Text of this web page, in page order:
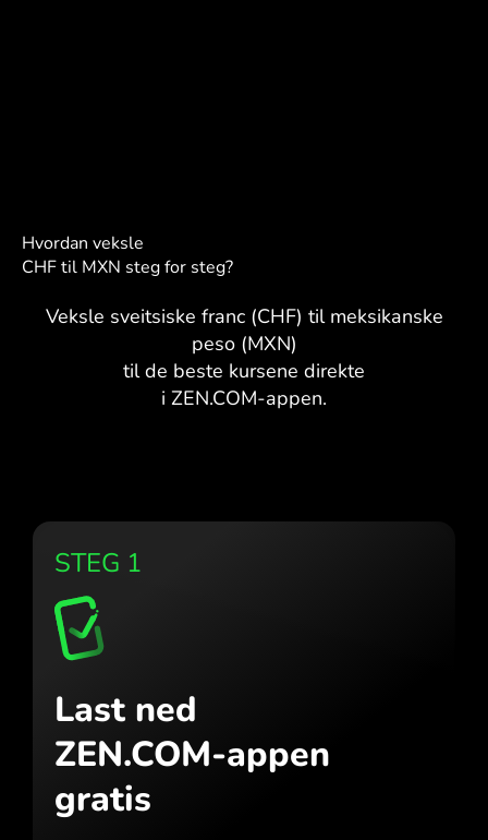
Hvordan veksle
CHF til MXN steg for steg?
Veksle sveitsiske franc (CHF) til meksikanske
peso (MXN)
til de beste kursene direkte
i ZEN.COM-appen.
STEG 1
Last ned
ZEN.COM-appen
gratis